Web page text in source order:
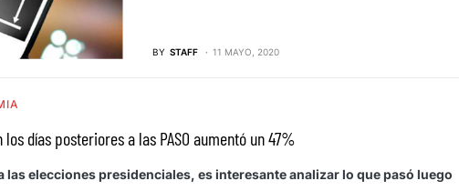
BY STAFF 11 MAYO, 2020
días posteriores a las PASO aumentó un 47%
las elecciones presidenciales, es interesante analizar lo que pasó luego